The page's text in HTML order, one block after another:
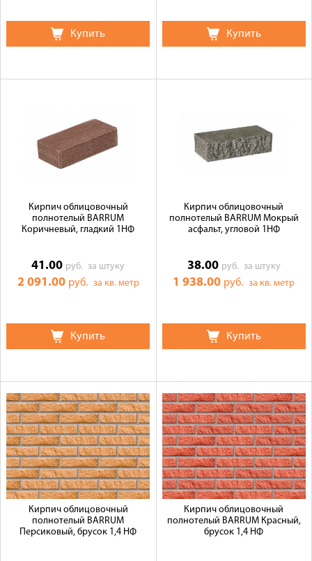
Купить Купить
Кирпич облицовочный
полнотелый BARRUM
Коричневый, гладкий 1НФ
41.00 руб.за штуку
2 091.00 руб. за кв. метр
Купить
Кирпич облицовочный
полнотелый BARRUM Мокрый
асфальт, угловой 1НФ
38.00 руб. за штуку
1 938.00 руб.за кв. метр
Купить
Кирпич облицовочный
полнотелый BARRUM
Персиковый, брусок 1,4 НФ
Кирпич облицовочный
полнотелый BARRUM Красный,
брусок 1,4 НФ